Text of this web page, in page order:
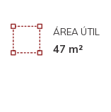
ÁREA ÚTIL
47 m²